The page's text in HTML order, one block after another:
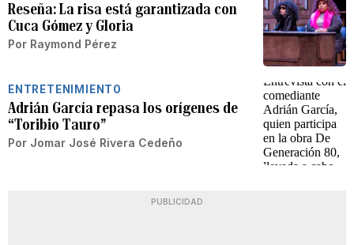
Reseña: La risa está garantizada con
Cuca Gómez y Gloria
Por Raymond Pérez
ENTRETENIMIENTO
Adrián García repasa los orígenes de
“Toribio Tauro”
Por Jomar José Rivera Cedeño
PUBLICIDAD